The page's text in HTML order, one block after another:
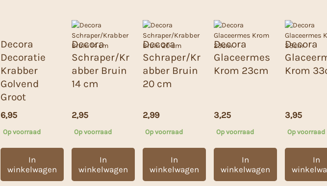
Decora
Decoratie
Krabber
Golvend
Groot
6,95
Op voorraad
In
winkelwagen
Decora
Schraper/Kr
abber Bruin
14 cm
2,95
Op voorraad
In
winkelwagen
Decora
Schraper/Kr
abber Bruin
20 cm
2,99
Op voorraad
In
winkelwagen
Decora
Glaceermes
Krom 23cm
3,25
Op voorraad
In
winkelwagen
Decora
Krom
3,95
Op voorraad
In